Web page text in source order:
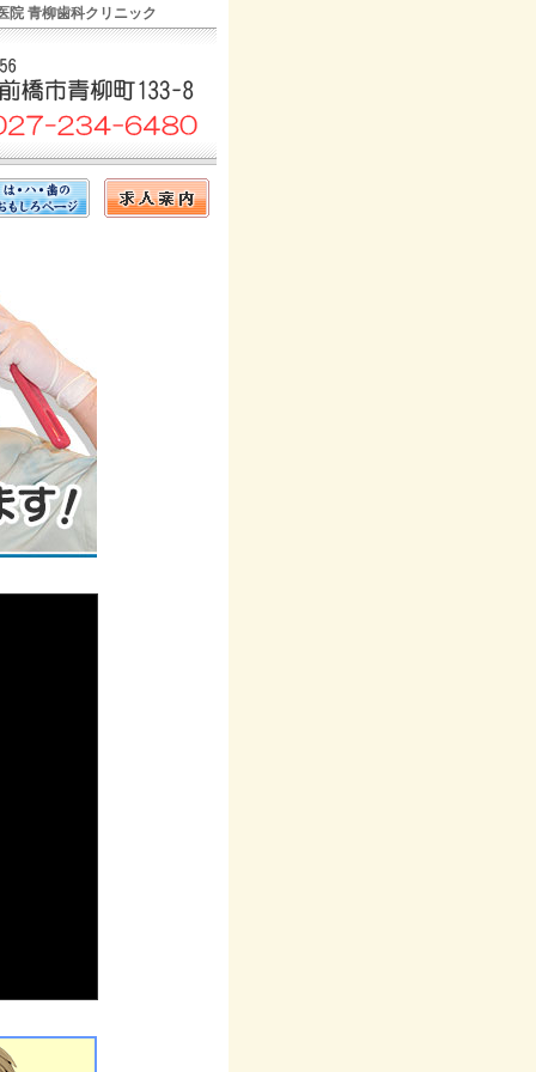
院 青柳歯科クリニック